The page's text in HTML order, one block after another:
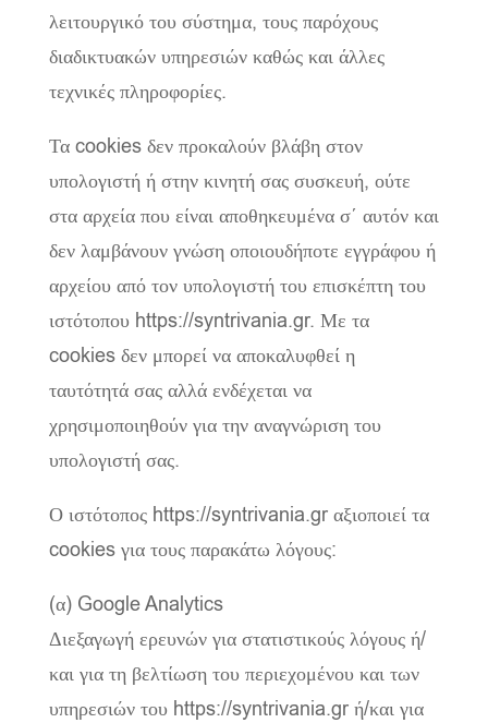
λειτουργικό του σύστημα, τους παρόχους
διαδικτυακών υπηρεσιών καθώς και άλλες
τεχνικές πληροφορίες.
Τα cookies δεν προκαλούν βλάβη στον
υπολογιστή ή στην κινητή σας συσκευή, ούτε
στα αρχεία που είναι αποθηκευμένα σ΄ αυτόν και
δεν λαμβάνουν γνώση οποιουδήποτε εγγράφου ή
αρχείου από τον υπολογιστή του επισκέπτη του
ιστότοπου https://syntrivania.gr. Με τα
cookies δεν μπορεί να αποκαλυφθεί η
ταυτότητά σας αλλά ενδέχεται να
χρησιμοποιηθούν για την αναγνώριση του
υπολογιστή σας.
Ο ιστότοπος https://syntrivania.gr αξιοποιεί τα
cookies για τους παρακάτω λόγους:
(α) Google Analytics
Διεξαγωγή ερευνών για στατιστικούς λόγους ή/
και για τη βελτίωση του περιεχομένου και των
υπηρεσιών του https://syntrivania.gr ή/και για